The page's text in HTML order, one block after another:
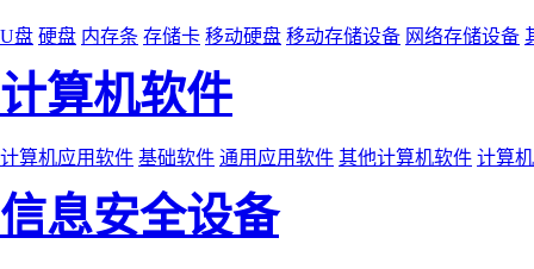
U盘 硬盘 内存条 存储卡 移动硬盘 移动存储设备 网络存储设备
计算机软件
计算机应用软件 基础软件 通用应用软件 其他计算机软件 计算
信息安全设备